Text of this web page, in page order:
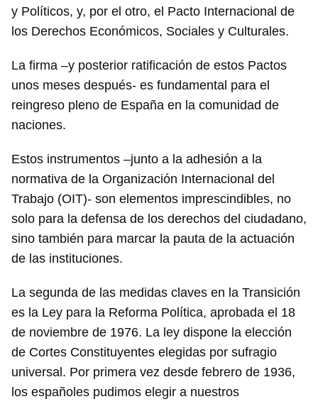
y Políticos, y, por el otro, el Pacto Internacional de
los Derechos Económicos, Sociales y Culturales.
La firma –y posterior ratificación de estos Pactos
unos meses después- es fundamental para el
reingreso pleno de España en la comunidad de
naciones.
Estos instrumentos –junto a la adhesión a la
normativa de la Organización Internacional del
Trabajo (OIT)- son elementos imprescindibles, no
solo para la defensa de los derechos del ciudadano,
sino también para marcar la pauta de la actuación
de las instituciones.
La segunda de las medidas claves en la Transición
es la Ley para la Reforma Política, aprobada el 18
de noviembre de 1976. La ley dispone la elección
de Cortes Constituyentes elegidas por sufragio
universal. Por primera vez desde febrero de 1936,
los españoles pudimos elegir a nuestros